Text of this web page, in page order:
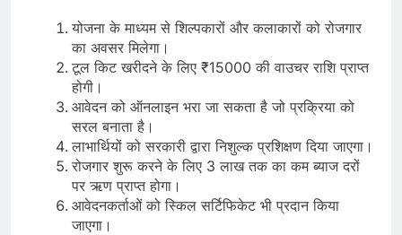
योजना के माध्यम से शिल्पकारों और कलाकारों को रोजगार
का अवसर मिलेगा।
टूल किट खरीदने के लिए ₹15000 की वाउचर राशि प्राप्त
होगी।
आवेदन को ऑनलाइन भरा जा सकता है जो प्रक्रिया को
सरल बनाता है।
लाभार्थियों को सरकारी द्वारा निशुल्क प्रशिक्षण दिया जाएगा।
रोजगार शुरू करने के लिए 3 लाख तक का कम ब्याज दरों
पर ऋण प्राप्त होगा।
आवेदनकर्ताओं को स्किल सर्टिफिकेट भी प्रदान किया
जाएगा।